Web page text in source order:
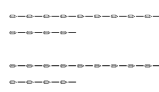
✏ー✏ー✏ー✏ー✏ー✏ー✏ー✏ー✏
✏ー✏ー✏ー✏ー
✏ー✏ー✏ー✏ー✏ー✏ー✏ー✏ー✏
✏ー✏ー✏ー✏ー